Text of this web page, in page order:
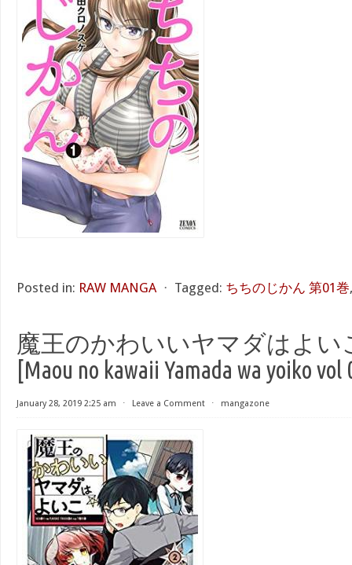
Posted in: RAW MANGA ⋅ Tagged: ちちのじかん 第01巻
魔王のかわいいヤマダはよい
[Maou no kawaii Yamada wa yoiko vol
January 28, 2019 2:25 am ⋅ Leave a Comment ⋅ mangazone